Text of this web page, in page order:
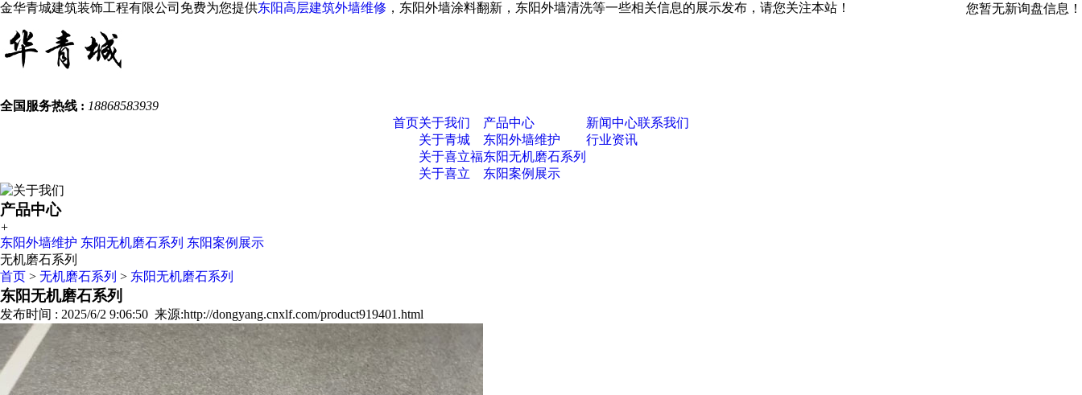
金华青城建筑装饰工程有限公司免费为您提供东阳高层建筑外墙维修 ，东阳外墙涂料翻新，东阳外墙清洗等一些相关信息的展示发布，请您关注本站！ 您暂无新询盘信息！
全国服务热线 : 18868583939
首页关于我们
关于青城
关于喜立福
关于喜立
产品中心
东阳外墙维护
东阳无机磨石系列
东阳案例展示
新闻中心
行业资讯
联系我们
产品中心
+
东阳外墙维护 东阳无机磨石系列 东阳案例展示
无机磨石系列
首页 > 无机磨石系列 > 东阳无机磨石系列
东阳无机磨石系列
发布时间 : 2025/6/2 9:06:50 来源:http://dongyang.cnxlf.com/product919401.html